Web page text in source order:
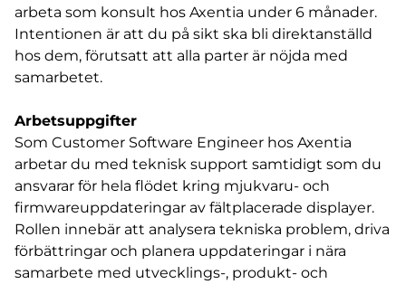
arbeta som konsult hos Axentia under 6 månader.
Intentionen är att du på sikt ska bli direktanställd
hos dem, förutsatt att alla parter är nöjda med
samarbetet.
Arbetsuppgifter
Som Customer Software Engineer hos Axentia
arbetar du med teknisk support samtidigt som du
ansvarar för hela flödet kring mjukvaru- och
firmwareuppdateringar av fältplacerade displayer.
Rollen innebär att analysera tekniska problem, driva
förbättringar och planera uppdateringar i nära
samarbete med utvecklings-, produkt- och